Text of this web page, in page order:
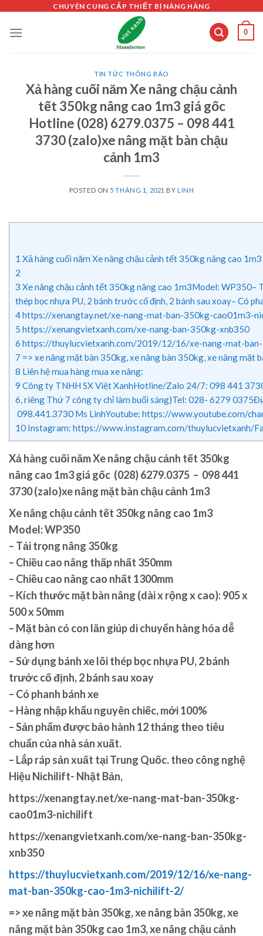
content
CHUYÊN CUNG CẤP THIẾT BỊ NÂNG HÀNG
0
TIN TỨC THÔNG BÁO
Xả hàng cuối năm Xe nâng chậu cảnh
tết 350kg nâng cao 1m3 giá gốc
Hotline (028) 6279.0375 – 098 441
3730 (zalo)xe nâng mặt bàn chậu
cảnh 1m3
POSTED ON 5 THÁNG 1, 2021 BY LINH
1 Xả hàng cuối năm Xe nâng chậu cảnh tết 350kg nâng cao
2
3 Xe nâng chậu cảnh tết 350kg nâng cao 1m3Model: WP350–
thép bọc nhựa PU, 2 bánh trước cố định, 2 bánh sau xoay– Có
4https://xenangtay.net/xe-nang-mat-ban-350kg-cao01m3-
5 https://xenangvietxanh.com/xe-nang-ban-350kg-xnb350
6 https://thuylucvietxanh.com/2019/12/16/xe-nang-mat-
7 => xe nâng mặt bàn 350kg, xe nâng bàn 350kg, xe nâng mặt
8 Liên hệ mua hàng mua xe nâng:
9 Công ty TNHH SX Việt XanhHotline/Zalo 24/7: 098 441
6, riêng Thứ 7 công ty chỉ làm buổi sáng)Tel: 028- 6279
098.441.3730 Ms LinhYoutube: https://www.youtube.com/
10 Instagram: https://www.instagram.com/thuylucvietxanh/
Xả hàng cuối năm Xe nâng chậu cảnh tết 350kg
nâng cao 1m3 giá gốc (028) 6279.0375 – 098 441
3730 (zalo)xe nâng mặt bàn chậu cảnh 1m3
Xe nâng chậu cảnh tết 350kg nâng cao 1m3
Model: WP350
– Tải trọng nâng 350kg
– Chiều cao nâng thấp nhất 350mm
– Chiều cao nâng cao nhất 1300mm
– Kích thước mặt bàn nâng (dài x rộng x cao): 905 x
500 x 50mm
– Mặt bàn có con lăn giúp di chuyển hàng hóa dễ
dàng hơn
– Sử dụng bánh xe lõi thép bọc nhựa PU, 2 bánh
trước cố định, 2 bánh sau xoay
– Có phanh bánh xe
– Hàng nhập khẩu nguyên chiếc, mới 100%
– Sản phẩm được bảo hành 12 tháng theo tiêu
chuẩn của nhà sản xuất.
– Lắp ráp sản xuất tại Trung Quốc. theo công nghệ
Hiệu Nichilift- Nhật Bản,
https://xenangtay.net/xe-nang-mat-ban-350kg-
cao01m3-nichilift
https://xenangvietxanh.com/xe-nang-ban-350kg-
xnb350
https://thuylucvietxanh.com/2019/12/16/xe-nang-
mat-ban-350kg-cao-1m3-nichilift-2/
=> xe nâng mặt bàn 350kg, xe nâng bàn 350kg, xe
nâng mặt bàn 350kg cao 1m3, xe nâng chậu cảnh